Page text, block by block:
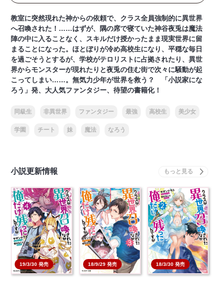
教室に突然現れた神からの依頼で、クラス全員強制的に異世界
へ召喚された！……はずが、隅の席で寝ていた神谷夜兎は魔法
陣の中に入ることなく、スキルだけ授かったまま現実世界に留
まることになった。ほとぼりが冷め高校生になり、平穏な毎日
を過ごそうとするが、学校がテロリストに占拠されたり、異世
界からモンスターが現れたりと夜兎の住む街で次々に騒動が起
こってしまい……。無気力少年が世界を救う？ 「小説家にな
ろう」発、大人気ファンタジー、待望の書籍化！
同級生 非異世界 ファンタジー 最強 高校生 美少女
学園 チート 妹 魔法 なろう
小説更新情報
19/3/30 発売 18/9/29 発売 18/3/30 発売